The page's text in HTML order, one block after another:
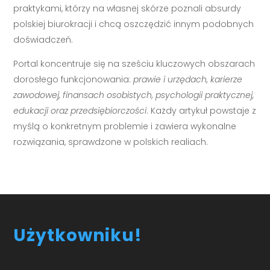
praktykami, którzy na własnej skórze poznali absurdy
polskiej biurokracji i chcą oszczędzić innym podobnych
doświadczeń.
Portal koncentruje się na sześciu kluczowych obszarach
dorosłego funkcjonowania:prawie i urzędach, karierze
zawodowej, finansach osobistych, psychologii praktycznej,
edukacji oraz przedsiębiorczości. Każdy artykuł powstaje z
myślą o konkretnym problemie i zawiera wykonalne
rozwiązania, sprawdzone w polskich realiach.
Użytkowniku!